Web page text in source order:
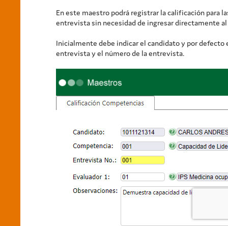
En este maestro podrá registrar la calificación para
entrevista sin necesidad de ingresar directamente al
Inicialmente debe indicar el candidato y por defecto
entrevista y el número de la entrevista.